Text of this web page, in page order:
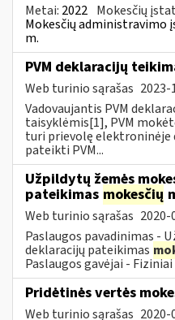
Metai: 2022 Mokesčių
Mokesčių administravimo
m.
PVM deklaracijų
Web turinio sąrašas 2023-
Vadovaujantis PVM
taisyklėmis[1], PVM
turi prievolę elektroninėje
pateikti PVM...
Užpildytų žemės
pateikimas mokesčių
Web turinio sąrašas 2020-
Paslaugos pavadinimas -
deklaracijų pateikimas
Paslaugos gavėjai - Fiziniai
Pridėtinės vertės
Web turinio sąrašas 2020-